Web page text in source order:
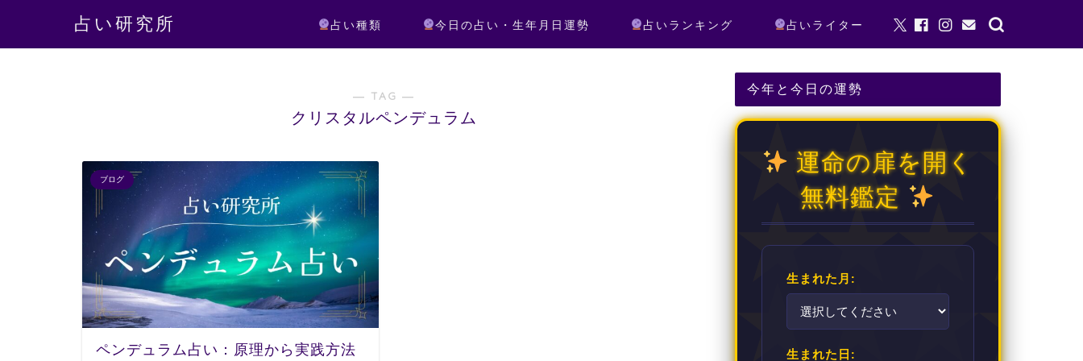
占い研究所 占い種類 今日の占い・生年月日運勢 占いランキング 占いライター
― TAG ―
クリスタルペンデュラム
ブログ
ペンデュラム占い：原理から実践方法
今年と今日の運勢
運命の扉を開く
無料鑑定
生まれた月:
生まれた日: